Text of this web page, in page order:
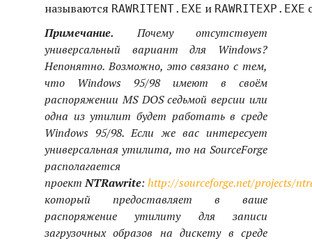
называются RAWRITENT.EXE и RAWRITEXP.EXE
Примечание. Почему отсутствует
универсальный вариант для Windows?
Непонятно. Возможно, это связано с тем,
что Windows 95/98 имеют в своём
распоряжении MS DOS седьмой версии или
одна из утилит будет работать в среде
Windows 95/98. Если же вас интересует
универсальная утилита, то на SourceForge
располагается
проектNTRawrite: http://sourceforge.net/projects/
который предоставляет в ваше
распоряжение утилиту для записи
загрузочных образов на дискету в среде